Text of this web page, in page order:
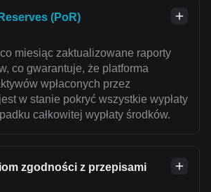
(PoR)
miesiąc zaktualizowane raporty
co gwarantuje, że platforma
wpłaconych przez
w stanie pokryć wszystkie wypłaty
całkowitej wypłaty środków.
zgodności z przepisami